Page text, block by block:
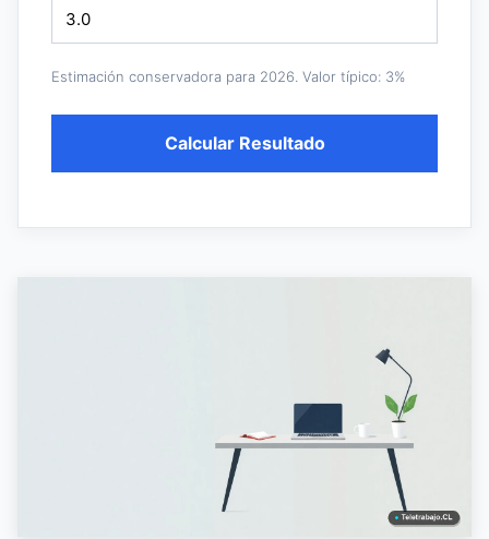
Estimación conservadora para 2026. Valor típico: 3%
Calcular Resultado